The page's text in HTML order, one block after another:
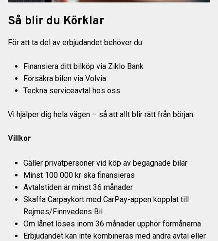
Så blir du Körklar
För att ta del av erbjudandet behöver du:
Finansiera ditt bilköp via Ziklo Bank
Försäkra bilen via Volvia
Teckna serviceavtal hos oss
Vi hjälper dig hela vägen – så att allt blir rätt från början.
Villkor
Gäller privatpersoner vid köp av begagnade bilar
Minst 100 000 kr ska finansieras
Avtalstiden är minst 36 månader
Skaffa Carpaykort med CarPay-appen kopplat till
Rejmes/Finnvedens Bil
Om lånet löses inom 36 månader upphör förmånerna
Erbjudandet kan inte kombineras med andra avtal eller